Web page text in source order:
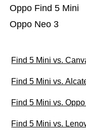
Oppo Neo 3
Oppo Find 5 Mini
Find 5 Mini vs.
Find 5 Mini vs.
Find 5 Mini vs.
Find 5 Mini vs.